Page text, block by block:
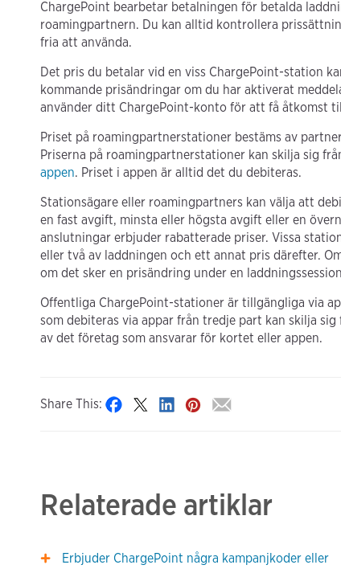
ChargePoint bearbetar betalningen för betalda
roamingpartnern. Du kan alltid kontrollera
fria att använda.
Det pris du betalar vid en viss ChargePoint-station
kommande prisändringar om du har aktiverat
använder ditt ChargePoint-konto för att få åtkomst
Priset på roamingpartnerstationer bestäms av
Priserna på roamingpartnerstationer kan skilja sig
appen. Priset i appen är alltid det du debiteras.
Stationsägare eller roamingpartners kan välja att
en fast avgift, minsta eller högsta avgift eller en
anslutningar erbjuder rabatterade priser. Vissa
eller två av laddningen och ett annat pris därefter.
om det sker en prisändring under en
Offentliga ChargePoint-stationer är tillgängliga via
som debiteras via appar från tredje part kan skilja
av det företag som ansvarar för kortet eller appen.
Share This:
Relaterade artiklar
Erbjuder ChargePoint några kampanjkoder eller